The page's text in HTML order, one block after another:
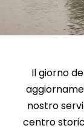
Il giorno
nostro
centro